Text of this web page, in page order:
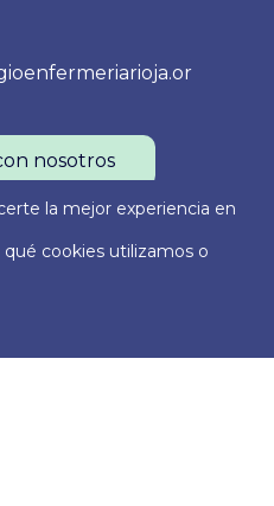
nosotros
de Cookies
la mejor experiencia en
cookies utilizamos o